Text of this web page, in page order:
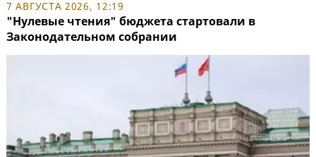
7 АВГУСТА 2026, 12:19
"Нулевые чтения" бюджета стартовали в
Законодательном собрании